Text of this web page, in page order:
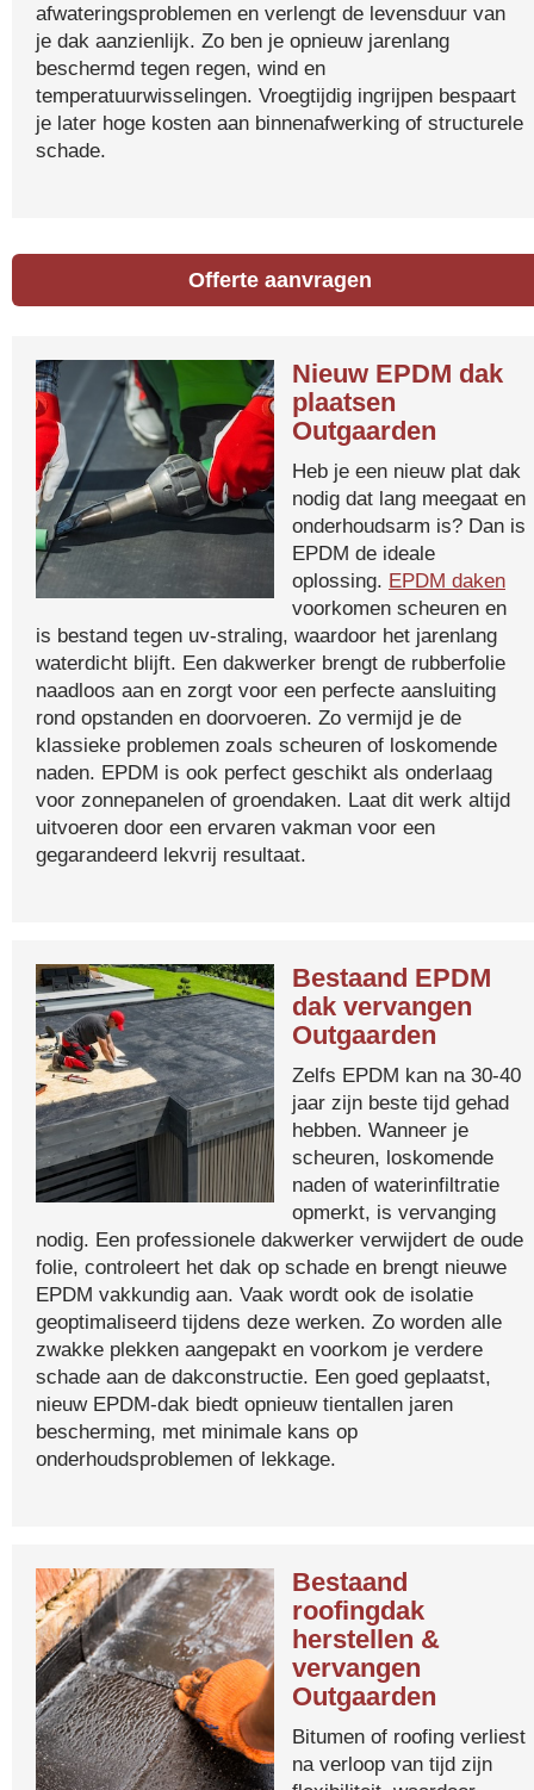
afwateringsproblemen en verlengt de levensduur van
je dak aanzienlijk. Zo ben je opnieuw jarenlang
beschermd tegen regen, wind en
temperatuurwisselingen. Vroegtijdig ingrijpen bespaart
je later hoge kosten aan binnenafwerking of structurele
schade.
Offerte aanvragen
Nieuw EPDM dak
plaatsen
Outgaarden
Heb je een nieuw plat dak
nodig dat lang meegaat en
onderhoudsarm is? Dan is
EPDM de ideale
oplossing. EPDM daken
voorkomen scheuren en
is bestand tegen uv-straling, waardoor het jarenlang
waterdicht blijft. Een dakwerker brengt de rubberfolie
naadloos aan en zorgt voor een perfecte aansluiting
rond opstanden en doorvoeren. Zo vermijd je de
klassieke problemen zoals scheuren of loskomende
naden. EPDM is ook perfect geschikt als onderlaag
voor zonnepanelen of groendaken. Laat dit werk altijd
uitvoeren door een ervaren vakman voor een
gegarandeerd lekvrij resultaat.
Bestaand EPDM
dak vervangen
Outgaarden
Zelfs EPDM kan na 30-40
jaar zijn beste tijd gehad
hebben. Wanneer je
scheuren, loskomende
naden of waterinfiltratie
opmerkt, is vervanging
nodig. Een professionele dakwerker verwijdert de oude
folie, controleert het dak op schade en brengt nieuwe
EPDM vakkundig aan. Vaak wordt ook de isolatie
geoptimaliseerd tijdens deze werken. Zo worden alle
zwakke plekken aangepakt en voorkom je verdere
schade aan de dakconstructie. Een goed geplaatst,
nieuw EPDM-dak biedt opnieuw tientallen jaren
bescherming, met minimale kans op
onderhoudsproblemen of lekkage.
Bestaand
roofingdak
herstellen &
vervangen
Outgaarden
Bitumen of roofing verliest
na verloop van tijd zijn